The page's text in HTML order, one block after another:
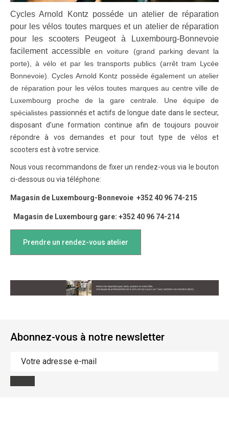
Cycles Arnold Kontz posséde un atelier de réparation
pour les vélos toutes marques et un atelier de réparation
pour les scooters Peugeot à Luxembourg-Bonnevoie
facilement accessibleen voiture (grand parking devant la
porte), à vélo et par les transports publics (arrêt tram Lycée
Bonnevoie). Cycles Arnold Kontz possède également un atelier
de réparation pour les vélos toutes marques au centre ville de
Luxembourg proche de la gare centrale. Une équipe de
spécialistes passionnés et actifs de longue date dans le secteur,
disposant d’une formation continue afin de toujours pouvoir
répondre à vos demandes et pour tout type de vélos et
scooters est à votre service.
Nous vous recommandons de fixer un rendez-vous via le bouton
ci-dessous ou via téléphone:
Magasin de Luxembourg-Bonnevoie +352 40 96 74-215
Magasin de Luxembourg gare: +352 40 96 74-214
Prendre un rendez-vous atelier
Abonnez-vous à notre newsletter